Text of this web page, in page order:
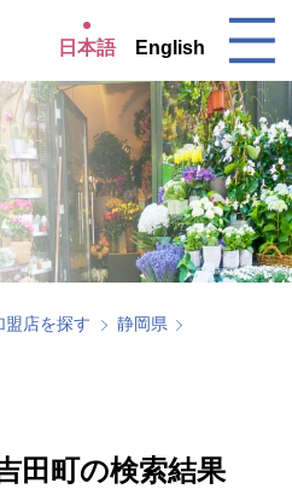
日本語 English
盟店を探す
静岡県
田町の検索結果